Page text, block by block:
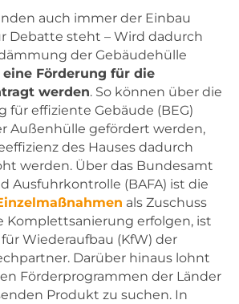
auch immer der Einbau
Debatte steht – Wird dadurch
der Gebäudehülle
eine Förderung für die
werden. So können über die
für effiziente Gebäude (BEG)
Außenhülle gefördert werden,
des Hauses dadurch
werden. Über das Bundesamt
Ausfuhrkontrolle (BAFA) ist die
als Zuschuss
Komplettsanierung erfolgen, ist
Wiederaufbau (KfW) der
Darüber hinaus lohnt
Förderprogrammen der Länder
Produkt zu suchen. In